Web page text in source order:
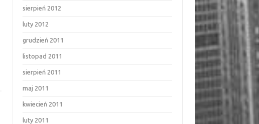
sierpień 2012
luty 2012
grudzień 2011
listopad 2011
sierpień 2011
maj 2011
kwiecień 2011
luty 2011